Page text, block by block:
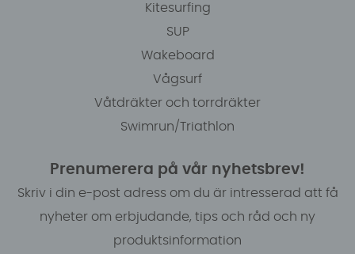
Kitesurfing
SUP
Wakeboard
Vågsurf
Våtdräkter och torrdräkter
Swimrun/Triathlon
Prenumerera på vår nyhetsbrev!
Skriv i din e-post adress om du är intresserad att få
nyheter om erbjudande, tips och råd och ny
produktsinformation